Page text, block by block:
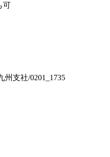
可
支社/0201_1735